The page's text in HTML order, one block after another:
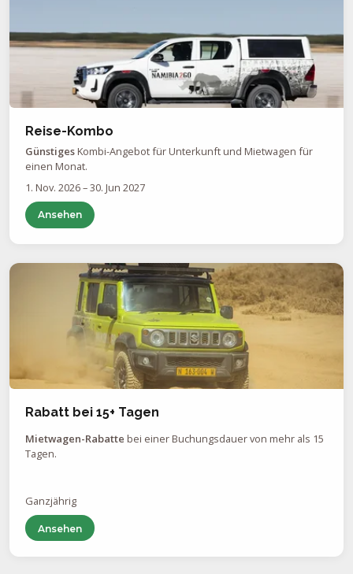
Reise-Kombo
Günstiges Kombi-Angebot für Unterkunft und Mietwagen für
einen Monat.
1. Nov. 2026 – 30. Jun 2027
Ansehen
Rabatt bei 15+ Tagen
Mietwagen-Rabatte bei einer Buchungsdauer von mehr als 15
Tagen.
Ganzjährig
Ansehen